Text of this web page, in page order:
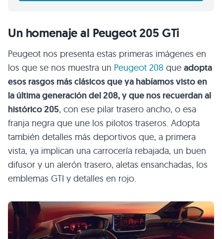
Un homenaje al Peugeot 205 GTi
Peugeot nos presenta estas primeras imágenes en
los que se nos muestra un Peugeot 208 que adopta
esos rasgos más clásicos que ya habíamos visto en
la última generación del 208, y que nos recuerdan al
histórico 205, con ese pilar trasero ancho, o esa
franja negra que une los pilotos traseros. Adopta
también detalles más deportivos que, a primera
vista, ya implican una carrocería rebajada, un buen
difusor y un alerón trasero, aletas ensanchadas, los
emblemas GTI y detalles en rojo.